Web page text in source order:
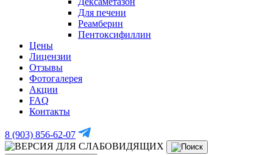
Для печени
Реамберин
Пентоксифиллин
Цены
Лицензии
Отзывы
Фотогалерея
Акции
FAQ
Контакты
8 (903) 856-62-07